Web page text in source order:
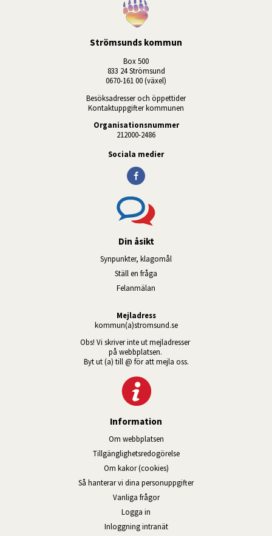
Strömsunds kommun
Box 500
833 24 Strömsund
0670-161 00 (växel)
Besöksadresser och öppettider
Kontaktuppgifter kommunen
Organisationsnummer
212000-2486
Sociala medier
Din åsikt
Synpunkter, klagomål
Ställ en fråga
Felanmälan
Mejladress
kommun(a)stromsund.se
Obs! Vi skriver inte ut mejladresser
på webbplatsen.
Byt ut (a) till @ för att mejla oss.
Information
Om webbplatsen
Tillgänglig­hets­redo­görelse
Om kakor (cookies)
Så hanterar vi dina personuppgifter
Vanliga frågor
Logga in
Inloggning intranätÖppnas i nytt fönster.